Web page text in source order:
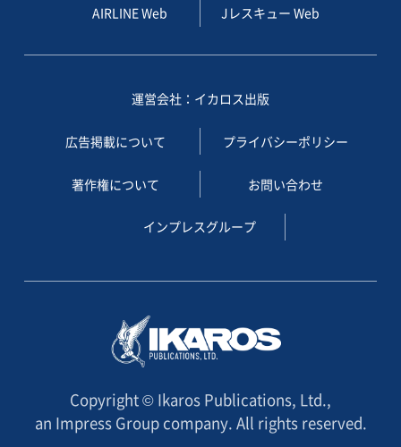
AIRLINE Web Jレスキュー Web
運営会社：イカロス出版
広告掲載について プライバシーポリシー
著作権について お問い合わせ
インプレスグループ
Copyright © Ikaros Publications, Ltd.,
an Impress Group company. All rights reserved.